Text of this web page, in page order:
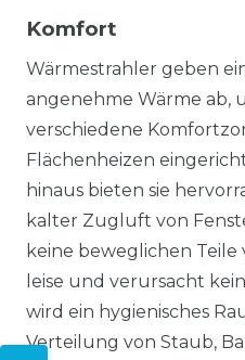
Komfort
Wärmestrahler geben
angenehme Wärme ab,
verschiedene
Flächenheizen
hinaus bieten sie
kalter Zugluft von
keine beweglichen
leise und verursacht
wird ein hygienisches
Verteilung von Staub,